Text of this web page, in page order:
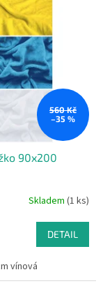
560 Kč
–35 %
90x200
Skladem (1 ks)
DETAIL
vínová